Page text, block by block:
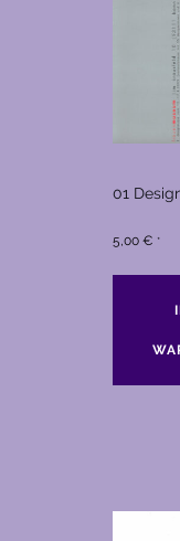
01
5,00 € *